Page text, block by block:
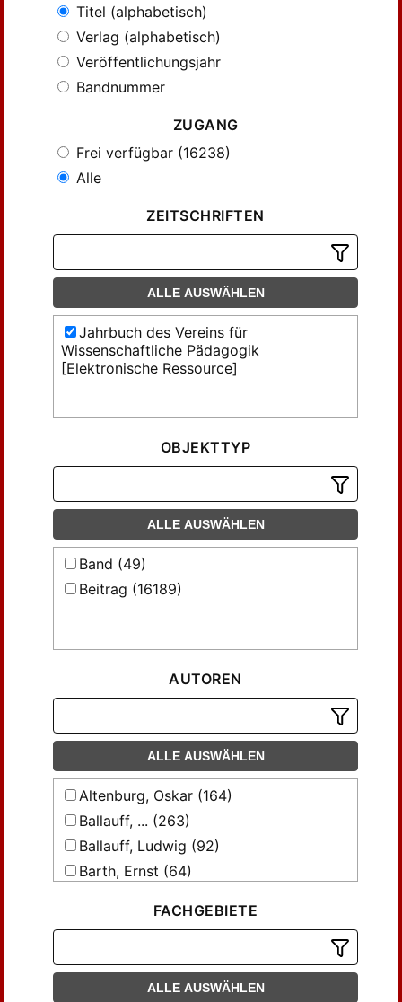
Titel (alphabetisch)
Verlag (alphabetisch)
Veröffentlichungsjahr
Bandnummer
ZUGANG
Frei verfügbar (16238)
Alle
ZEITSCHRIFTEN
ALLE AUSWÄHLEN
Jahrbuch des Vereins für
Wissenschaftliche Pädagogik
[Elektronische Ressource]
OBJEKTTYP
ALLE AUSWÄHLEN
Band (49)
Beitrag (16189)
AUTOREN
ALLE AUSWÄHLEN
Altenburg, Oskar (164)
Ballauff, ... (263)
Ballauff, Ludwig (92)
Barth, Ernst (64)
Beyer, Otto W. (69)
Capesius, J. (141)
Conrad, P. (71)
FACHGEBIETE
ALLE AUSWÄHLEN